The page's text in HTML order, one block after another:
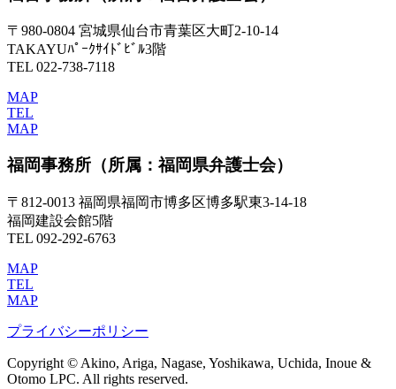
〒980-0804 宮城県仙台市青葉区大町2-10-14
TAKAYUﾊﾟｰｸｻｲﾄﾞﾋﾞﾙ3階
TEL 022-738-7118
MAP
TEL
MAP
福岡事務所 （所属：福岡県弁護士会）
〒812-0013 福岡県福岡市博多区博多駅東3-14-18
福岡建設会館5階
TEL 092-292-6763
MAP
TEL
MAP
プライバシーポリシー
Copyright © Akino, Ariga, Nagase, Yoshikawa, Uchida, Inoue &
Otomo LPC. All rights reserved.